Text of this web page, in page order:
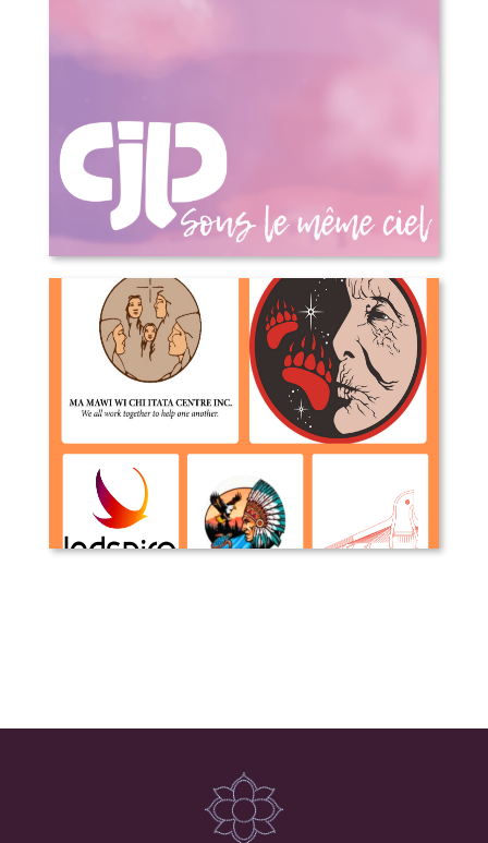
Sous le même ciel – 50 ans du Cjp